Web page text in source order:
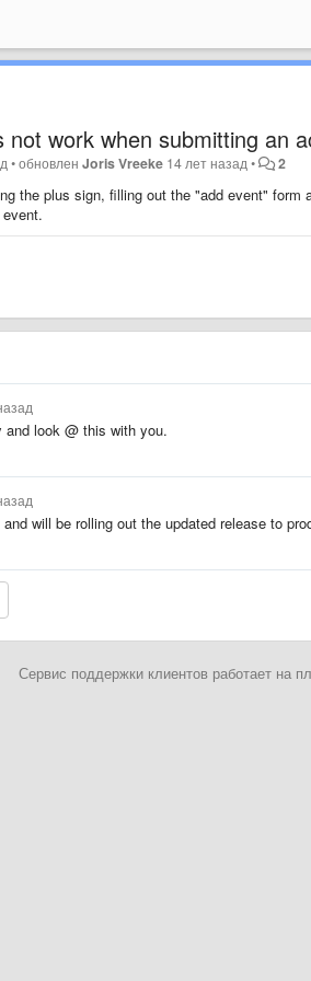
not work when submitting an
•обновленJoris Vreeke 14 лет назад • 2
the plus sign, filling out the "add event"
look @ this with you.
will be rolling out the updated release to
Сервис поддержки клиентов работает на